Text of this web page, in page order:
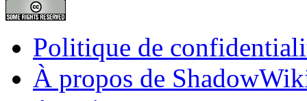
Politique de
À propos de